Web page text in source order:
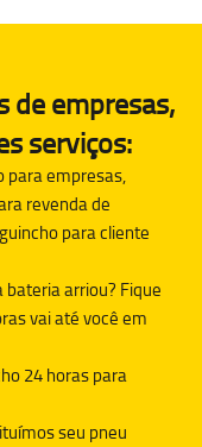
de empresas,
serviços:
para empresas,
revenda de
para cliente
bateria arriou? Fique
vai até você em
24 horas para
seu pneu